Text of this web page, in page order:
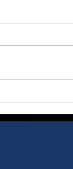
que un
El T-MEC
certeza